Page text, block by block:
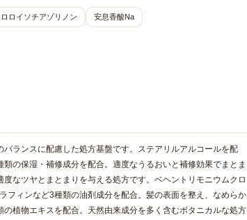
ロロイソチアゾリノン 安息香酸Na
ランスに配慮した処方基盤です。ステアリルアルコールを配
の保湿・補修成分を配合。適度なうるおいと補修効果でまとま
なツヤとまとまりを与える処方です。ベヘントリモニウムクロ
フィンなど3種類の油剤成分を配合。髪の表面を整え、なめらか
植物エキスを配合。天然由来成分を多く含むボタニカルな処方